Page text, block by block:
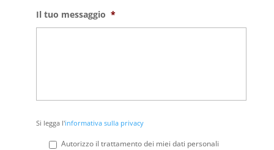
Il tuo messaggio *
Si
legga
l'informativa
Si legga l'informativa sulla privacy
Autorizzo il trattamento dei miei dati personali